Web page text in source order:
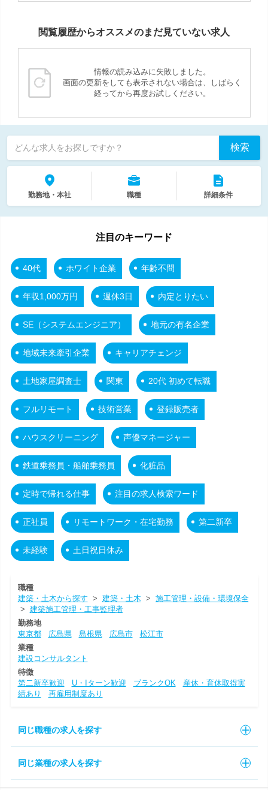
閲覧履歴からオススメのまだ見ていない求人
情報の読み込みに失敗しました。
画面の更新をしても表示されない場合は、しばらく
経ってから再度お試しください。
どんな求人をお探しですか？ 検索
勤務地・本社 職種 詳細条件
注目のキーワード
40代 ホワイト企業 年齢不問
年収1,000万円 週休3日 内定とりたい
SE（システムエンジニア） 地元の有名企業
地域未来牽引企業 キャリアチェンジ
土地家屋調査士 関東 20代 初めて転職
フルリモート 技術営業 登録販売者
ハウスクリーニング 声優マネージャー
鉄道乗務員・船舶乗務員 化粧品
定時で帰れる仕事 注目の求人検索ワード
正社員 リモートワーク・在宅勤務 第二新卒
未経験 土日祝日休み
職種
建築・土木から探す > 建築・土木 > 施工管理・設備・環境保全
> 建築施工管理・工事監理者
勤務地
東京都
広島県 島根県 広島市
松江市
業種
建設コンサルタント
特徴
第二新卒歓迎
U・Iターン歓迎 ブランクOK
産休・育休取得実
績あり
再雇用制度あり
同じ職種の求人を探す
同じ業種の求人を探す